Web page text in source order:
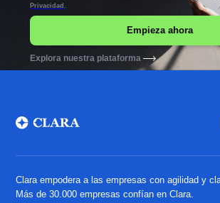
Privacidad
Explora nuestra plataforma
Clara empodera a las empresas con agilidad y
Más de 30.000 empresas confían en Clara.